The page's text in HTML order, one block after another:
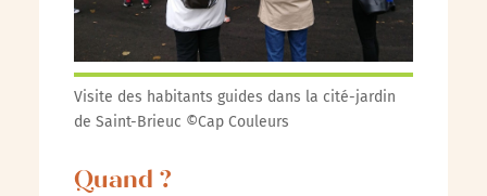
Visite des habitants guides dans la cité-jardin
de Saint-Brieuc ©Cap Couleurs
Quand ?